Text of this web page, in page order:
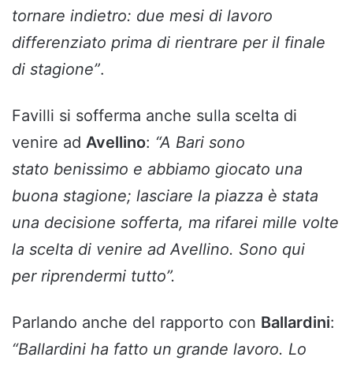
tornare indietro: due mesi di lavoro
differenziato prima di rientrare per il finale
di stagione”.
Favilli si sofferma anche sulla scelta di
venire ad Avellino: “A Bari sono
stato benissimo e abbiamo giocato una
buona stagione; lasciare la piazza è stata
una decisione sofferta, ma rifarei mille volte
la scelta di venire ad Avellino. Sono qui
per riprendermi tutto”.
Parlando anche del rapporto con Ballardini:
“Ballardini ha fatto un grande lavoro. Lo